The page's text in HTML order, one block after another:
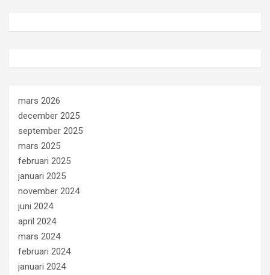
mars 2026
december 2025
september 2025
mars 2025
februari 2025
januari 2025
november 2024
juni 2024
april 2024
mars 2024
februari 2024
januari 2024